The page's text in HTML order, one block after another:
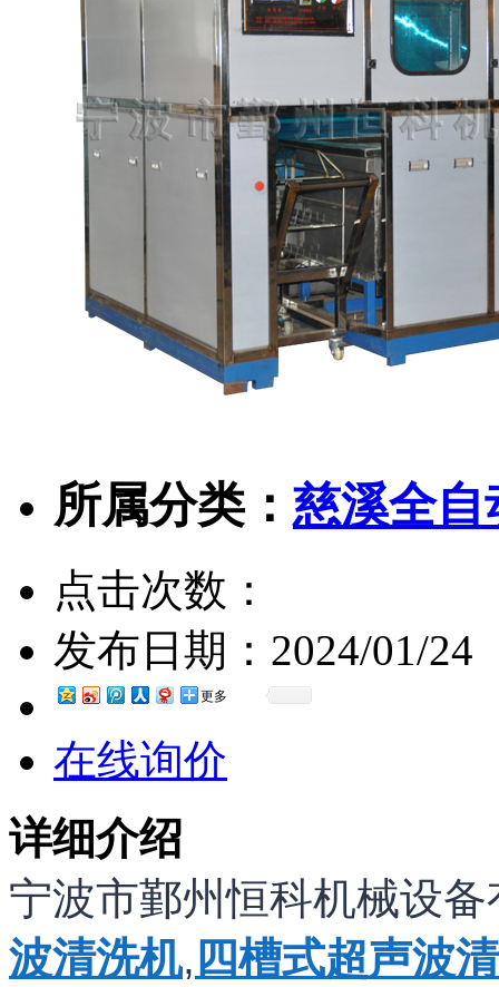
所属分类： 慈溪全自
点击次数：
发布日期： 2024/01/24
更多
在线询价
详细介绍
宁波市鄞州恒科机械设
波清洗机, 四槽式超声波